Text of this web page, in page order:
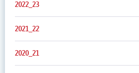
2022_23
2021_22
2020_21